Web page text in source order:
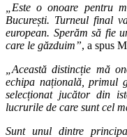
„Este o onoare pentru
București. Turneul final
european. Sperăm să fie
care le găzduim”, a spus
„Această distincție mă
echipa națională, primul
selecționat jucător din
lucrurile de care sunt cel
Sunt unul dintre